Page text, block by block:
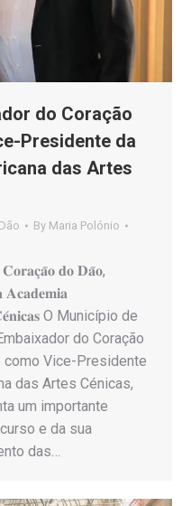
do Coração
Presidente da
das Artes
By Maria Polónio
𝐂𝐨𝐫𝐚𝐜̧𝐚̃𝐨 𝐝𝐨 𝐃𝐚̃𝐨,
𝐀𝐜𝐚𝐝𝐞𝐦𝐢𝐚
O Município de
do Coração
como Vice-Presidente
das Artes Cénicas,
um importante
e da sua
das…